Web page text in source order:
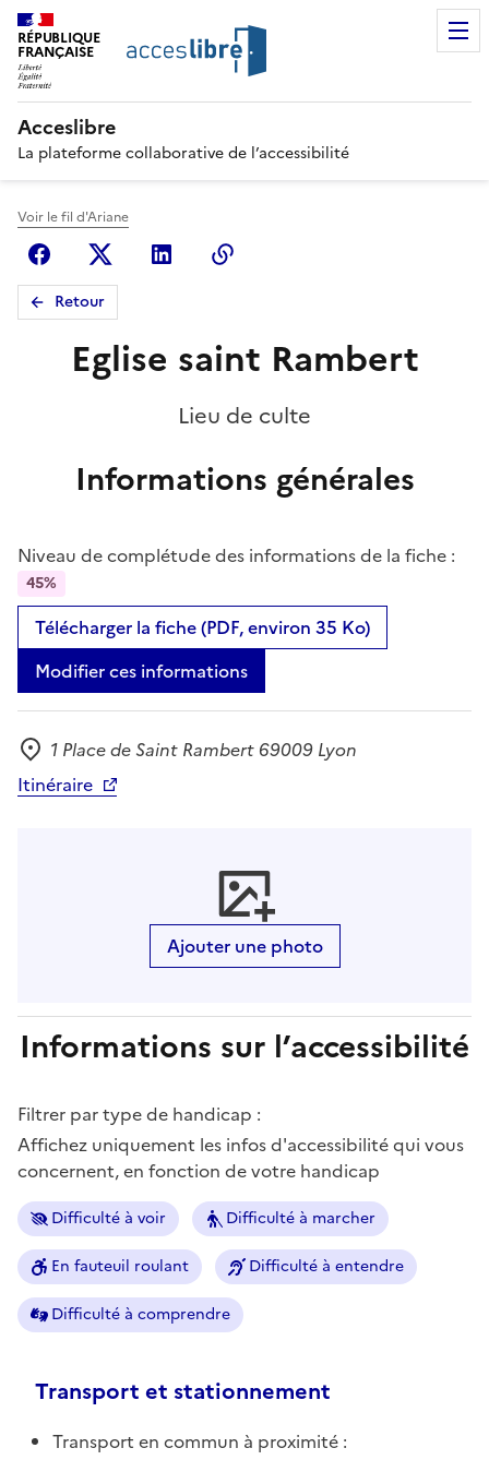
RÉPUBLIQUE
FRANÇAISE
Acceslibre
La plateforme collaborative de l’accessibilité
Voir le fil d'Ariane
FacebookX (anciennement Twitter)
Linkedin
Retour
Eglise saint Rambert
Lieu de culte
Informations générales
Niveau de complétude des informations de la fiche :
45%
Télécharger la fiche (PDF, environ 35 Ko)
Modifier ces informations
Adresse
1 Place de Saint Rambert 69009 Lyon
Itinéraire
Ajouter une photo
Informations sur l’accessibilité
Filtrer par type de handicap :
Affichez uniquement les infos d'accessibilité qui vous
concernent, en fonction de votre handicap
Difficulté à voir Difficulté à marcher
En fauteuil roulant Difficulté à entendre
Difficulté à comprendre
Transport et stationnement
Transport en commun à proximité :